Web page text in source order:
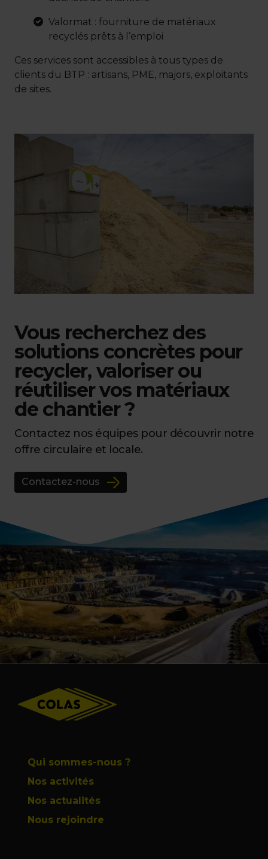
Valormat : fourniture de matériaux
recyclés prêts à l’emploi
Ces services sont accessibles à tous types de
clients du BTP : artisans, PME, majors, exploitants
de sites.
Vous recherchez des
solutions concrètes pour
recycler, valoriser ou
réutiliser vos matériaux
de chantier ?
Contactez nos équipes pour découvrir notre
offre circulaire et locale.
Contactez-nous
Qui sommes-nous ?
Nos activités
Nos actualités
Nous rejoindre